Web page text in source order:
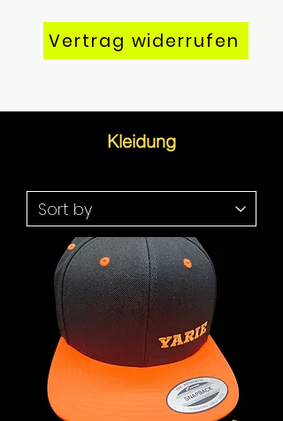
Vertrag widerrufen
Kleidung